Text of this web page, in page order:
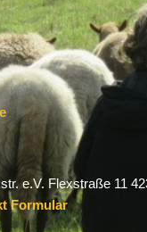
e.V. Flexstraße 11
Formular